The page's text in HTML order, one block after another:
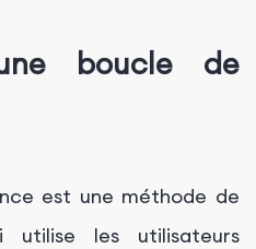
boucle de
est une méthode de
utilise les utilisateurs